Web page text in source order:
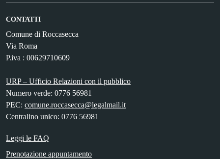
CONTATTI
Comune di Roccasecca
Via Roma
P.iva : 00629710609
URP – Ufficio Relazioni con il pubblico
Numero verde: 0776 56981
PEC: comune.roccasecca@legalmail.it
Centralino unico: 0776 56981
Leggi le FAQ
Prenotazione appuntamento